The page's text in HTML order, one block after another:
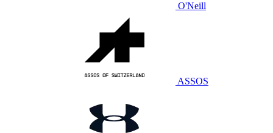
O'Neill
ASSOS